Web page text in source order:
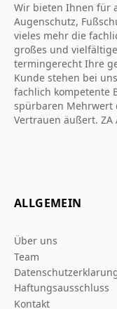
Wir bieten Ihnen für
Augenschutz,
vieles mehr die
großes und
termingerecht Ihre
Kunde stehen bei
fachlich kompetente
spürbaren Mehrwert
Vertrauen äußert. ZA
ALLGEMEIN
Über uns
Team
Haftungsausschluss
Kontakt